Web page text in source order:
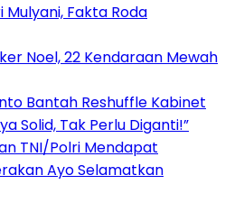
Mulyani, Fakta Roda
Noel, 22 Kendaraan Mewah
Bantah Reshuffle Kabinet
Solid, Tak Perlu Diganti!”
TNI/Polri Mendapat
Ayo Selamatkan